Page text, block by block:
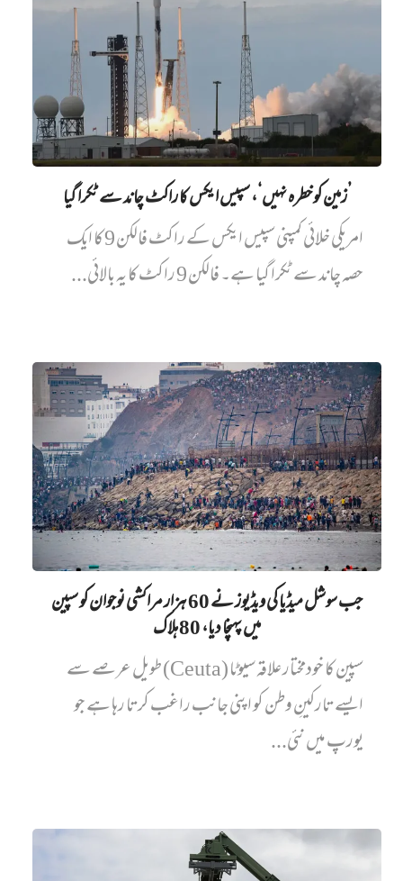
’زمین کو خطرہ نہیں‘، سپیس ایکس کا راکٹ چاند سے ٹکرا گیا
امریکی خلائی کمپنی سپیس ایکس کے راکٹ فالکن 9 کا ایک
حصہ چاند سے ٹکرا گیا ہے۔ فالکن 9 راکٹ کا یہ بالائی...
جب سوشل میڈیا کی ویڈیوز نے 60 ہزار مراکشی نوجوان کو سپین
میں پہنچا دیا، 80 ہلاک
سپین کا خودمختار علاقہ سیوٹا (Ceuta) طویل عرصے سے
ایسے تارکینِ وطن کو اپنی جانب راغب کرتا رہا ہے جو
یورپ میں نئی...